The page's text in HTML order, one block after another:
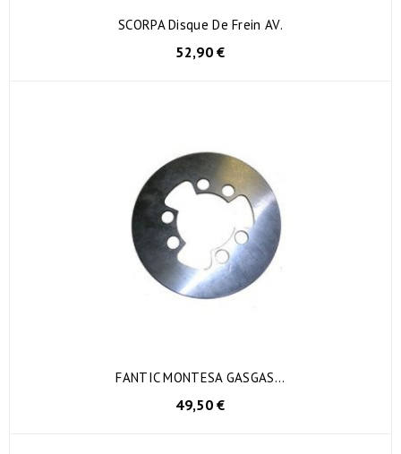
SCORPA Disque De Frein AV.
52,90 €
FANTIC MONTESA GASGAS...
49,50 €